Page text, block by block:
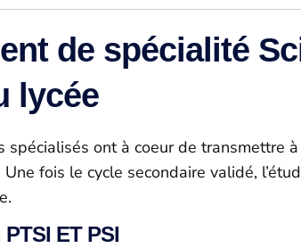
de spécialité
lycée
spécialisés ont à coeur de transmettre
fois le cycle secondaire validé,
ET PSI